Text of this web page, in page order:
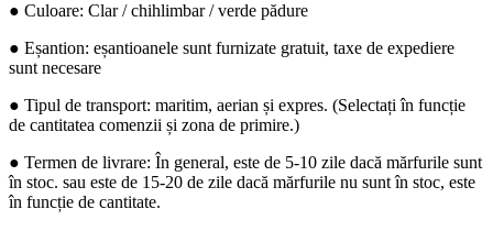
● Culoare: Clar / chihlimbar / verde pădure
● Eșantion: eșantioanele sunt furnizate gratuit, taxe de expediere
sunt necesare
● Tipul de transport: maritim, aerian și expres. (Selectați în funcție
de cantitatea comenzii și zona de primire.)
● Termen de livrare: În general, este de 5-10 zile dacă mărfurile sunt
în stoc. sau este de 15-20 de zile dacă mărfurile nu sunt în stoc, este
în funcție de cantitate.